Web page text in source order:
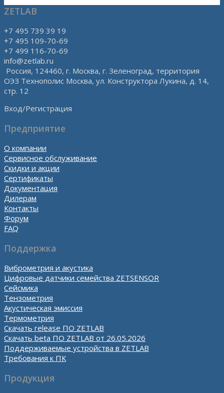
ZETLAB
+7 495 739 39 19
+7 495 109-70-69
+7 499 116-70-69
info@zetlab.ru
Россия, 124460, г. Москва, г. Зеленоград, территория
ОЭЗ Технополис Москва, ул. Конструктора Лукина, д. 14,
стр. 12
Вход/Регистрация
Предприятие
О компании
Сервисное обслуживание
Скидки и акции
Сертификаты
Документация
Дилерам
Контакты
Форум
FAQ
Поддержка
Виброметрия и акустика
Цифровые датчики семейства ZETSENSOR
Сейсмика
Тензометрия
Акустическая эмиссия
Термометрия
Скачать release ПО ZETLAB
Скачать beta ПО ZETLAB от 26.05.2026
Поддерживаемые устройства в ZETLAB
Требования к ПК
Продукция